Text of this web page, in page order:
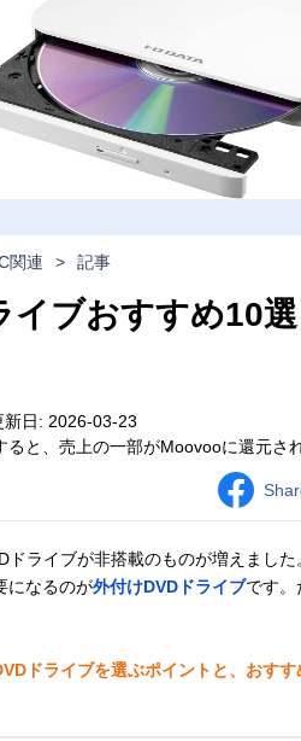
関連 > 記事
イブおすすめ10
新日: 2026-03-23
と、売上の一部がMoovooに還元さ
ドライブが非搭載のものが増えまし
になるのが外付けDVDドライブです。
ドライブを選ぶポイントと、おす